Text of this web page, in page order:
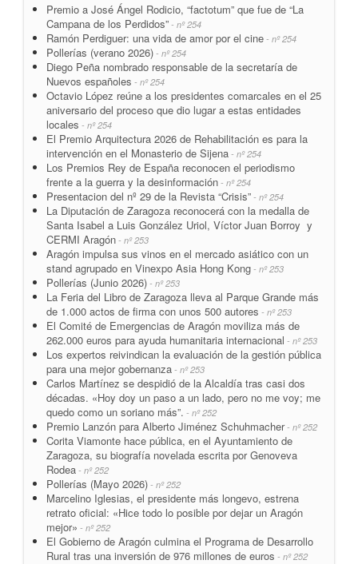
Premio a José Ángel Rodicio, “factotum” que fue de “La
Campana de los Perdidos” - nº 254
Ramón Perdiguer: una vida de amor por el cine - nº 254
Pollerías (verano 2026) - nº 254
Diego Peña nombrado responsable de la secretaría de
Nuevos españoles - nº 254
Octavio López reúne a los presidentes comarcales en el 25
aniversario del proceso que dio lugar a estas entidades
locales - nº 254
El Premio Arquitectura 2026 de Rehabilitación es para la
intervención en el Monasterio de Sijena - nº 254
Los Premios Rey de España reconocen el periodismo
frente a la guerra y la desinformación - nº 254
Presentacion del nº 29 de la Revista “Crisis” - nº 254
La Diputación de Zaragoza reconocerá con la medalla de
Santa Isabel a Luis González Uriol, Víctor Juan Borroy y
CERMI Aragón - nº 253
Aragón impulsa sus vinos en el mercado asiático con un
stand agrupado en Vinexpo Asia Hong Kong - nº 253
Pollerías (Junio 2026) - nº 253
La Feria del Libro de Zaragoza lleva al Parque Grande más
de 1.000 actos de firma con unos 500 autores - nº 253
El Comité de Emergencias de Aragón moviliza más de
262.000 euros para ayuda humanitaria internacional - nº 253
Los expertos reivindican la evaluación de la gestión pública
para una mejor gobernanza - nº 253
Carlos Martínez se despidió de la Alcaldía tras casi dos
décadas. «Hoy doy un paso a un lado, pero no me voy; me
quedo como un soriano más”. - nº 252
Premio Lanzón para Alberto Jiménez Schuhmacher- nº 252
Corita Viamonte hace pública, en el Ayuntamiento de
Zaragoza, su biografía novelada escrita por Genoveva
Rodea - nº 252
Pollerías (Mayo 2026) - nº 252
Marcelino Iglesias, el presidente más longevo, estrena
retrato oficial: «Hice todo lo posible por dejar un Aragón
mejor» - nº 252
El Gobierno de Aragón culmina el Programa de Desarrollo
Rural tras una inversión de 976 millones de euros - nº 252